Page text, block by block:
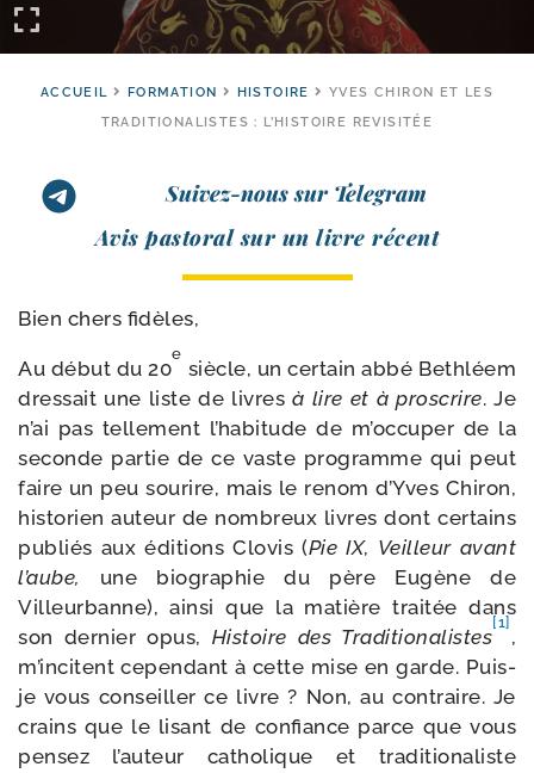
ACCUEIL FORMATION HISTOIRE
YVES CHIRON ET LES
TRADITIONALISTES : L’HISTOIRE REVISITÉE
Suivez-nous sur Telegram
Avis pas­to­ral sur un livre récent
Bien chers fidèles,
Au début du 20
e
siècle, un cer­tain abbé Bethléem
dres­sait une liste de livres à lire et à pros­crire. Je
n’ai pas tel­le­ment l’habitude de m’occuper de la
seconde par­tie de ce vaste pro­gramme qui peut
faire un peu sou­rire, mais le renom d’Yves Chiron,
his­to­rien auteur de nom­breux livres dont cer­tains
publiés aux édi­tions Clovis (Pie IX, Veilleur avant
l’aube, une bio­gra­phie du père Eugène de
Villeurbanne), ain­si que la matière trai­tée dans
son der­nier opus, Histoire des Traditionalistes
[1]
,
m’incitent cepen­dant à cette mise en garde. Puis-​
je vous conseiller ce livre ? Non, au contraire. Je
crains que le lisant de confiance parce que vous
pen­sez l’auteur catho­lique et tra­di­tio­na­liste